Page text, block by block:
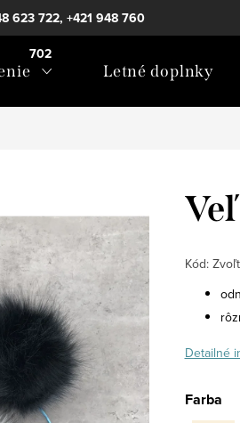
623 722, +421 948 760
702
osobných údajov
Letné doplnky
Kód:
Detailné
Farba